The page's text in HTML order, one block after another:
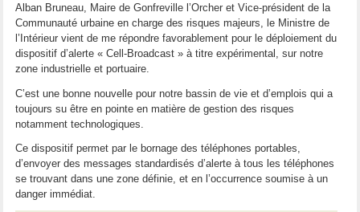
Alban Bruneau, Maire de Gonfreville l’Orcher et Vice-président de la
Communauté urbaine en charge des risques majeurs, le Ministre de
l’Intérieur vient de me répondre favorablement pour le déploiement du
dispositif d’alerte « Cell-Broadcast » à titre expérimental, sur notre
zone industrielle et portuaire.
C’est une bonne nouvelle pour notre bassin de vie et d’emplois qui a
toujours su être en pointe en matière de gestion des risques
notamment technologiques.
Ce dispositif permet par le bornage des téléphones portables,
d’envoyer des messages standardisés d’alerte à tous les téléphones
se trouvant dans une zone définie, et en l’occurrence soumise à un
danger immédiat.